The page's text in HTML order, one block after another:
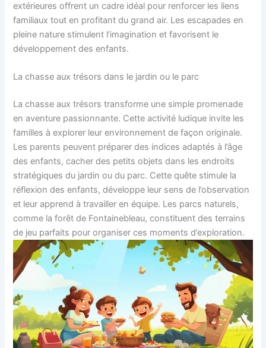
extérieures offrent un cadre idéal pour renforcer les liens
familiaux tout en profitant du grand air. Les escapades en
pleine nature stimulent l’imagination et favorisent le
développement des enfants.
La chasse aux trésors dans le jardin ou le parc
La chasse aux trésors transforme une simple promenade
en aventure passionnante. Cette activité ludique invite les
familles à explorer leur environnement de façon originale.
Les parents peuvent préparer des indices adaptés à l’âge
des enfants, cacher des petits objets dans les endroits
stratégiques du jardin ou du parc. Cette quête stimule la
réflexion des enfants, développe leur sens de l’observation
et leur apprend à travailler en équipe. Les parcs naturels,
comme la forêt de Fontainebleau, constituent des terrains
de jeu parfaits pour organiser ces moments d’exploration.